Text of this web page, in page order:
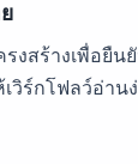
งสร้างเพื่อยืน
วิร์กโฟลว์อ่าน